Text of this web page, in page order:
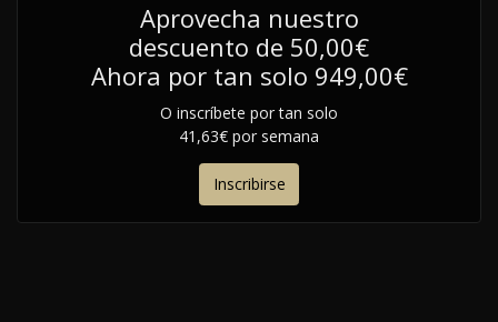
Aprovecha nuestro
descuento de 50,00€
Ahora por tan solo 949,00€
O inscríbete por tan solo
41,63€ por semana
Inscribirse